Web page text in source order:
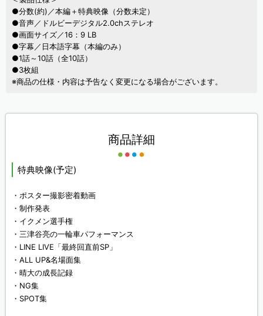
●分数(約)／本編＋特典映像（分数未定）
●音声／ドルビーデジタル2.0chステレオ
●画面サイズ／16：9 LB
●字幕／日本語字幕（本編のみ）
●1話～10話（全10話）
●3枚組
※商品の仕様・内容は予告なく変更になる場合がございます。
商品詳細
特典映像(予定)
・ポスター撮影密着動画
・制作発表
・イクメン選手権
・三津谷亮の一輪車パフォーマンス
・LINE LIVE「最終回直前SP」
・ALL UP&名場面集
・晴大の成長記録
・NG集
・SPOT集